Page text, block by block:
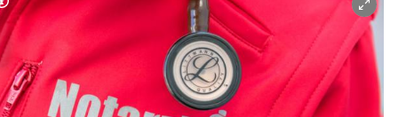
Untermenü
Untermenü
Untermenü
Copyright-Hinweis öffnen/schließen